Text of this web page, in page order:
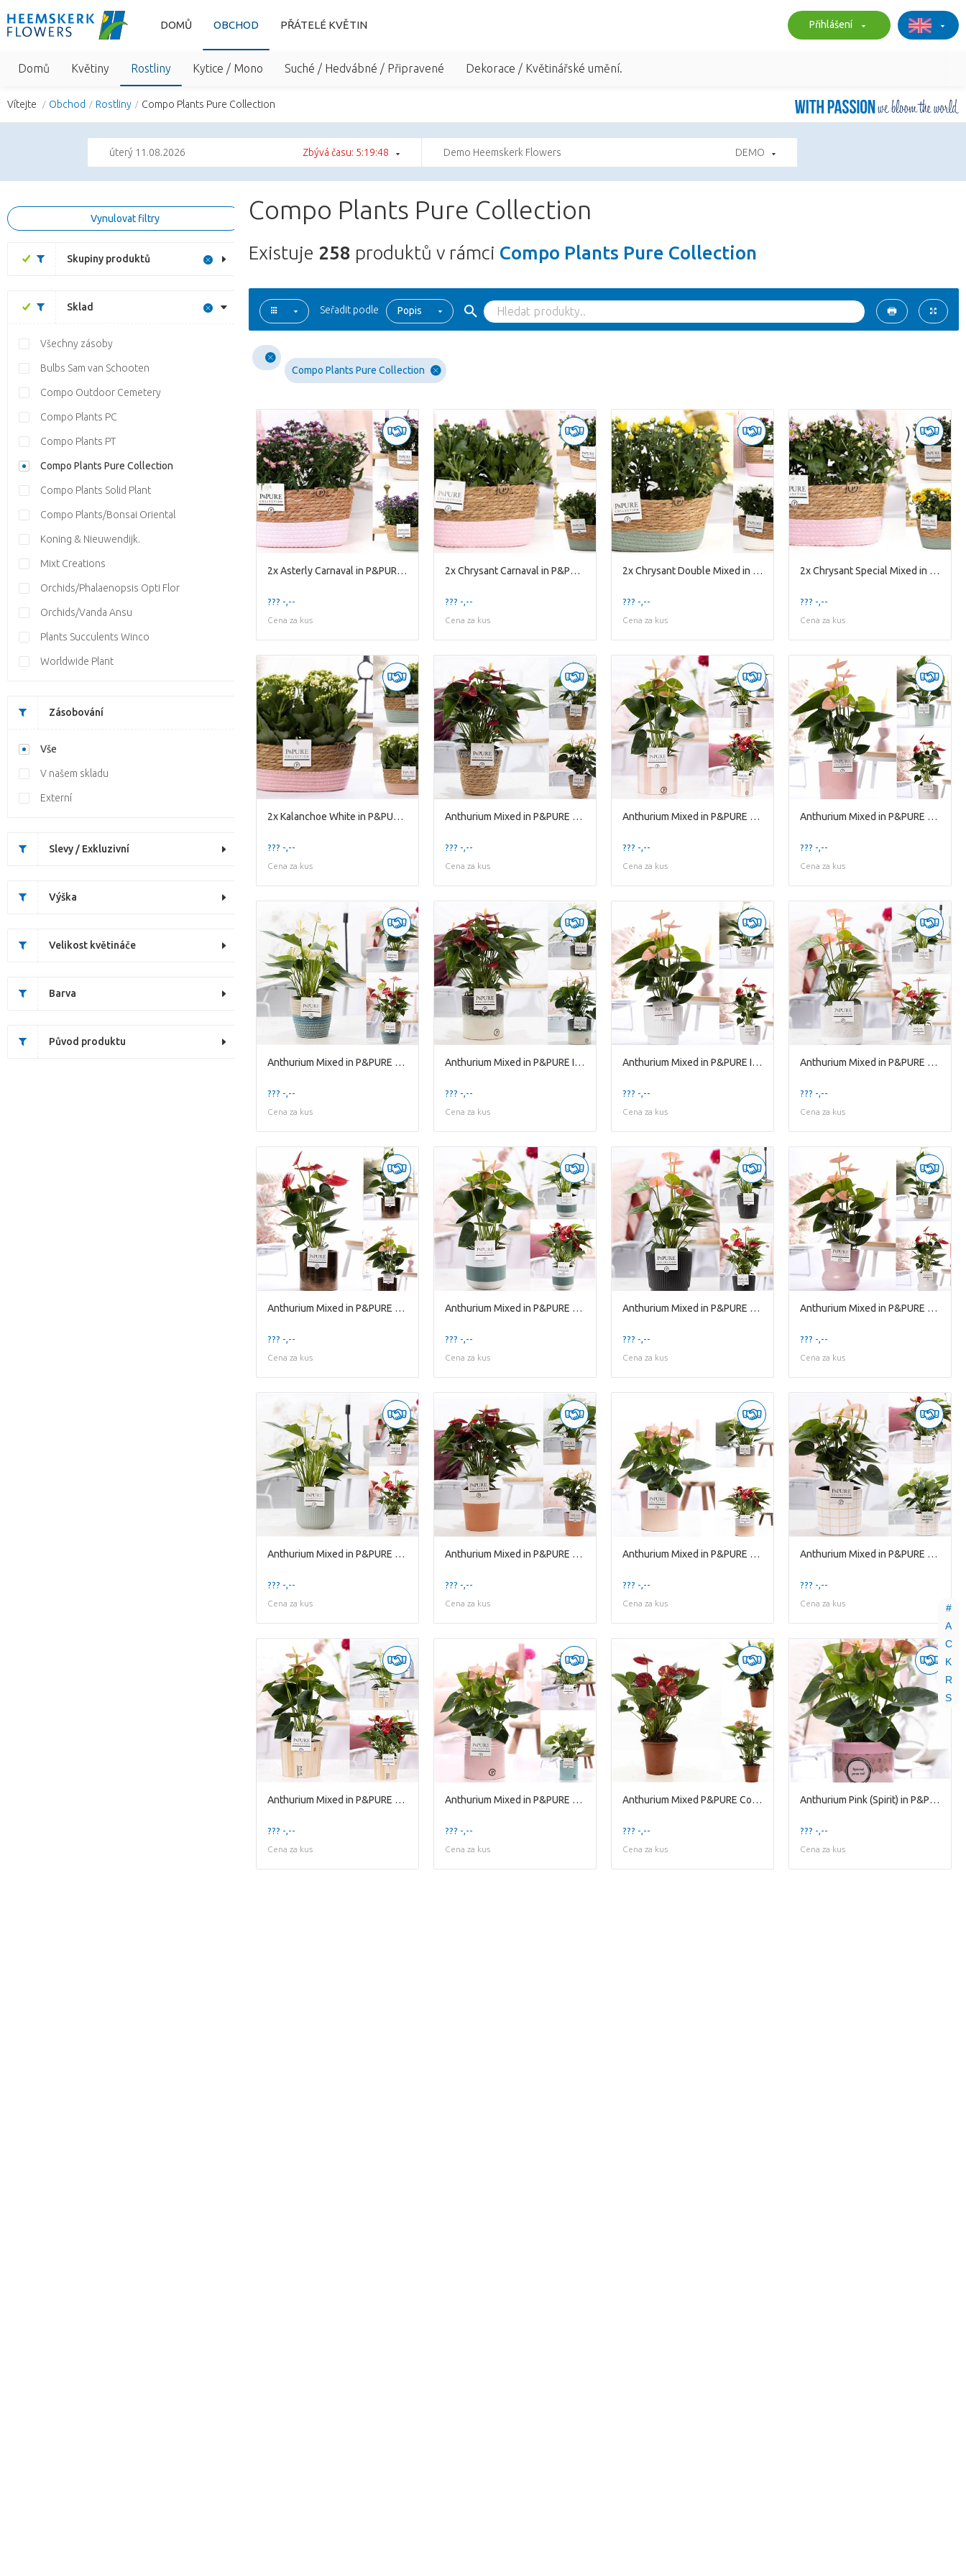
DOMŮ OBCHOD PŘÁTELÉ KVĚTIN Přihlášení
Domů Květiny Rostliny Kytice / Mono Suché / Hedvábné / Připravené Dekorace / Květinářské umění.
Vítejte Obchod Rostliny Compo Plants Pure Collection
úterý 11.08.2026 Zbývá času: 5:19:47 Demo Heemskerk Flowers DEMO
#
A
C
K
R
S
Vynulovat filtry
Skupiny produktů
Sklad
Všechny zásoby
Bulbs Sam van Schooten
Compo Outdoor Cemetery
Compo Plants PC
Compo Plants PT
Compo Plants Pure Collection
Compo Plants Solid Plant
Compo Plants/Bonsai Oriental
Koning & Nieuwendijk.
Mixt Creations
Orchids/Phalaenopsis Opti Flor
Orchids/Vanda Ansu
Plants Succulents Winco
Worldwide Plant
Zásobování
Vše
V našem skladu
Externí
Slevy / Exkluzivní
Výška
Velikost květináče
Barva
Původ produktu
Compo Plants Pure Collection
Existuje 258 produktů v rámci Compo Plants Pure Collection
Seřadit podle Popis
Compo Plants Pure Collection
2x Asterly Carnaval in P&PURE Fieldbasket 3 assort
??? -,--
Cena za kus
2x Chrysant Carnaval in P&PURE Fieldbasket 3 assor
??? -,--
Cena za kus
2x Chrysant Double Mixed in P&PURE Fieldbasket 3 Mixed
??? -,--
Cena za kus
2x Chrysant Special Mixed in P&PURE Fieldbasket 3 as
??? -,--
Cena za kus
2x Kalanchoe White in P&PURE Fieldbasket 7
??? -,--
Cena za kus
Anthurium Mixed in P&PURE Basket 6
??? -,--
Cena za kus
Anthurium Mixed in P&PURE Eline cer. ass. 3
??? -,--
Cena za kus
Anthurium Mixed in P&PURE Essential cer. ass. 3
??? -,--
Cena za kus
Anthurium Mixed in P&PURE Fashionpot Valerie
??? -,--
Cena za kus
Anthurium Mixed in P&PURE Illusion ceramics;
??? -,--
Cena za kus
Anthurium Mixed in P&PURE Ivy ceramics shiny White
??? -,--
Cena za kus
Anthurium Mixed in P&PURE Jade ceramics
??? -,--
Cena za kus
Anthurium Mixed in P&PURE Juliette Gold bronze
??? -,--
Cena za kus
Anthurium Mixed in P&PURE Lauren ceramics
??? -,--
Cena za kus
Anthurium Mixed in P&PURE Liv ceramics matt Black
??? -,--
Cena za kus
Anthurium Mixed in P&PURE Plants Vase Maxima ass. 3
??? -,--
Cena za kus
Anthurium Mixed in P&PURE Sophie cer. ass.3
??? -,--
Cena za kus
Anthurium Mixed in P&PURE Terra Cotta 4 ass.3
??? -,--
Cena za kus
Anthurium Mixed in P&PURE Tess cer. ass. 3
??? -,--
Cena za kus
Anthurium Mixed in P&PURE Tirza ceramics
??? -,--
Cena za kus
Anthurium Mixed in P&PURE Wood Pot 5
??? -,--
Cena za kus
Anthurium Mixed in P&PURE zinc Louise 4;
??? -,--
Cena za kus
Anthurium Mixed P&PURE Collection
??? -,--
Cena za kus
Anthurium Pink (Spirit) in P&P cadeau concept: SPE
??? -,--
Cena za kus